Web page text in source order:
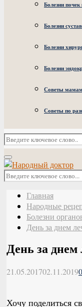
Болезни
Болезни
Болезни
Болезни
Советы мамам
Советы по
Искать:
Основное
меню
Искать:
Главная
Народные
Болезни
День за днем
День за днем
21.05.201702.11.20190
Хочу поделиться